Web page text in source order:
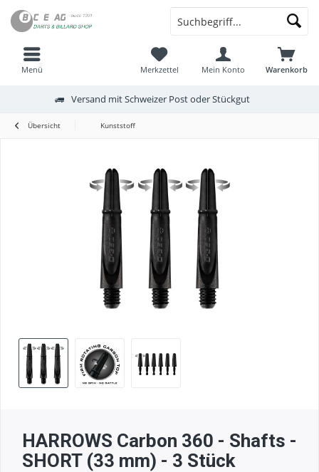
Menü Warenkorb
Merkzettel Mein Konto
Versand mit Schweizer Post oder Stückgut
Übersicht Kunststoff
HARROWS Carbon 360 - Shafts -
SHORT (33 mm) - 3 Stück